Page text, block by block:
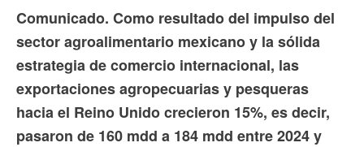
Comunicado. Como resultado del impulso del
sector agroalimentario mexicano y la sólida
estrategia de comercio internacional, las
exportaciones agropecuarias y pesqueras
hacia el Reino Unido crecieron 15%, es decir,
pasaron de 160 mdd a 184 mdd entre 2024 y